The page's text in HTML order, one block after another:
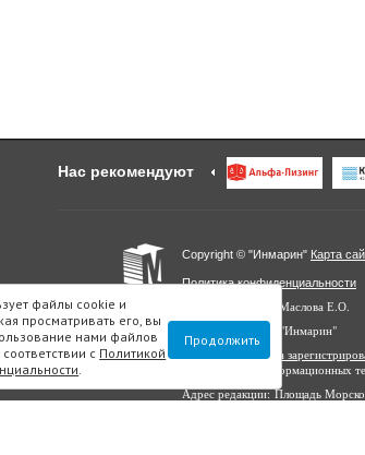
файлы cookie и
просматривать его, вы
нами файлов
с Политикой
.
Продолжить
Нас рекомендуют
Copyright © "Инмарин" Карта
Политика конфиденциальности
Главный редактор Маслова Е.О.
Учредитель: ООО "Инмарин"
Выписка из реестра
в сфере связи, информационных
Адрес редакции: Площадь